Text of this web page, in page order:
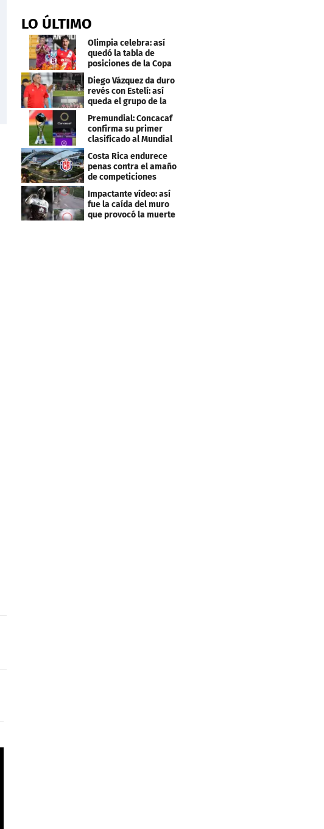
LO ÚLTIMO
Olimpia celebra: así
quedó la tabla de
posiciones de la Copa
Centroamericana
Diego Vázquez da duro
revés con Estelí: así
queda el grupo de la
Premundial: Concacaf
confirma su primer
clasificado al Mundial
Costa Rica endurece
penas contra el amaño
de competiciones
Impactante vídeo: así
fue la caída del muro
que provocó la muerte